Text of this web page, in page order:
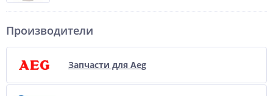
Производители
Запчасти для Aeg